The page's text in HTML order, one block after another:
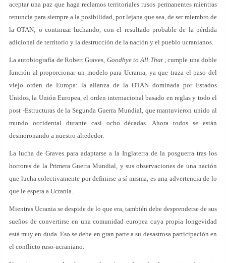
aceptar una paz que haga reclamos territoriales rusos permanentes mientras
renuncia para siempre a la posibilidad, por lejana que sea, de ser miembro de
la OTAN; o continuar luchando, con el resultado probable de la pérdida
adicional de territorio y la destrucción de la nación y el pueblo ucranianos.
La autobiografía de Robert Graves, Goodbye to All That, cumple una doble
función al proporcionar un modelo para Ucrania, ya que traza el paso del
viejo orden de Europa: la alianza de la OTAN dominada por Estados
Unidos, la Unión Europea, el orden internacional basado en reglas y todo el
post -Estructuras de la Segunda Guerra Mundial, que mantuvieron unido al
mundo occidental durante casi ocho décadas. Ahora todos se están
desmoronando a nuestro alrededor.
La lucha de Graves para adaptarse a la Inglaterra de la posguerra tras los
horrores de la Primera Guerra Mundial, y sus observaciones de una nación
que lucha colectivamente por definirse a sí misma, es una advertencia de lo
que le espera a Ucrania.
Mientras Ucrania se despide de lo que era, también debe desprenderse de sus
sueños de convertirse en una comunidad europea cuya propia longevidad
está muy en duda. Eso se debe en gran parte a su desastrosa participación en
el conflicto ruso-ucraniano.